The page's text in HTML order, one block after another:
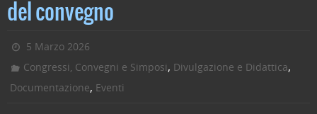
del convegno
5 Marzo 2026
Congressi, Convegni e Simposi, Divulgazione e Didattica,
Documentazione, Eventi